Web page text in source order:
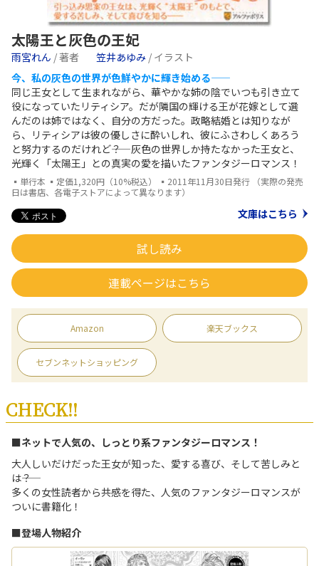
太陽王と灰色の王妃
雨宮れん / 著者 笠井あゆみ / イラスト
今、私の灰色の世界が色鮮やかに輝き始める――
同じ王女として生まれながら、華やかな姉の陰でいつも引き立て
役になっていたリティシア。だが隣国の輝ける王が花嫁として選
んだのは姉ではなく、自分の方だった。政略結婚とは知りなが
ら、リティシアは彼の優しさに酔いしれ、彼にふさわしくあろう
と努力するのだけれど――？ 灰色の世界しか持たなかった王女と、
光輝く「太陽王」との真実の愛を描いたファンタジーロマンス！
▪単行本 ▪定価1,320円（10%税込） ▪2011年11月30日発行 （実際の発売
日は書店、各電子ストアによって異なります）
文庫はこちら
試し読み
連載ページはこちら
Amazon 楽天ブックス
セブンネットショッピング
CHECK!!
■ネットで人気の、しっとり系ファンタジーロマンス！
大人しいだけだった王女が知った、愛する喜び、そして苦しみと
は――？
多くの女性読者から共感を得た、人気のファンタジーロマンスが
ついに書籍化！
■登場人物紹介